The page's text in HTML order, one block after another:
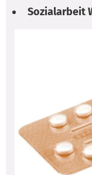
Sozialarbeit